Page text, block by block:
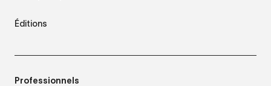
Éditions
Professionnels